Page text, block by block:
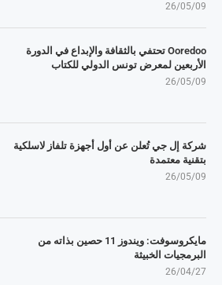
26/05/09
Ooredoo تحتفي بالثقافة والإبداع في الدورة
الأربعين لمعرض تونس الدولي للكتاب
26/05/09
شركة إل جي تُعلن عن أول أجهزة تلفاز لاسلكية
بتقنية معتمدة
26/05/09
مايكروسوفت: ويندوز 11 حصين بذاته من
البرمجيات الخبيثة
26/04/27